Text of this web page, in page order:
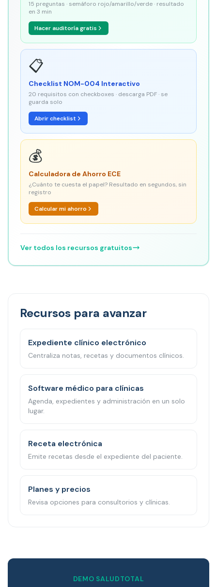
15 preguntas · semáforo rojo/amarillo/verde · resultado
en 3 min
Hacer auditoría gratis
📋
Checklist NOM-004 Interactivo
20 requisitos con checkboxes · descarga PDF · se
guarda solo
Abrir checklist
💰
Calculadora de Ahorro ECE
¿Cuánto te cuesta el papel? Resultado en segundos, sin
registro
Calcular mi ahorro
Ver todos los recursos gratuitos
Recursos para avanzar
Expediente clínico electrónico
Centraliza notas, recetas y documentos clínicos.
Software médico para clínicas
Agenda, expedientes y administración en un solo
lugar.
Receta electrónica
Emite recetas desde el expediente del paciente.
Planes y precios
Revisa opciones para consultorios y clínicas.
DEMO SALUDTOTAL